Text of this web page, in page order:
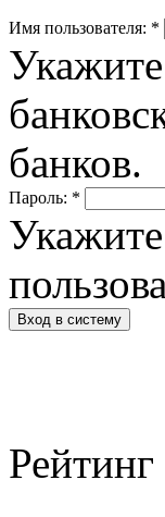
Имя пользователя: *
банков.
Пароль: *
Рейтинг